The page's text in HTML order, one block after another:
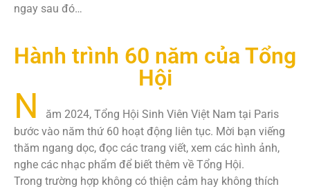
ngay sau đó…
Hành trình 60 năm của Tổng
Hội
N
ăm 2024, Tổng Hội Sinh Viên Việt Nam tại Paris
bước vào năm thứ 60 hoạt động liên tục. Mời bạn viếng
thăm ngang dọc, đọc các trang viết, xem các hình ảnh,
nghe các nhạc phẩm để biết thêm về Tổng Hội.
Trong trường hợp không có thiện cảm hay không thích